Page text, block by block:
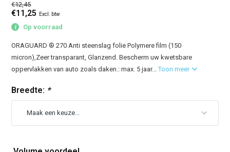
€12,45
€11,25 Excl. btw
Op voorraad
ORAGUARD ® 270 Anti steenslag folie Polymere film (150
micron),Zeer transparant, Glanzend. Bescherm uw kwetsbare
oppervlakken van auto zoals daken.: max. 5 jaar...Toon meer
Breedte: *